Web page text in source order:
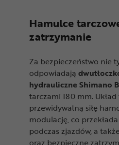
Hamulce
zatrzymanie
Za bezpieczeństwo nie
odpowiadają
hydrauliczne Shimano
tarczami 180 mm.
przewidywalną siłę
modulację, co
podczas zjazdów, a
oraz bezpieczne